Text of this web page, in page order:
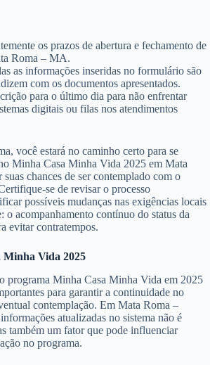
os prazos de abertura e fechamento de
Roma – MA.
as informações inseridas no formulário são
com os documentos apresentados.
para o último dia para não enfrentar
digitais ou filas nos atendimentos
você estará no caminho certo para se
Minha Casa Minha Vida 2025 em Mata
chances de ser contemplado com o
se de revisar o processo
possíveis mudanças nas exigências locais
o acompanhamento contínuo do status da
evitar contratempos.
Minha Vida 2025
programa Minha Casa Minha Vida em 2025
para garantir a continuidade no
contemplação. Em Mata Roma –
atualizadas no sistema não é
também um fator que pode influenciar
no programa.